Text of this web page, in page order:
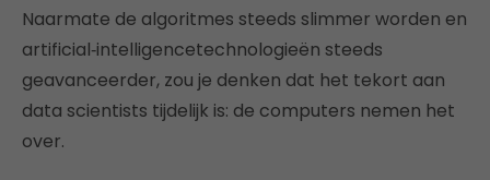
Naarmate de algoritmes steeds slimmer worden en
artificial‑intelligencetechnologieën steeds
geavanceerder, zou je denken dat het tekort aan
data scientists tijdelijk is: de computers nemen het
over.